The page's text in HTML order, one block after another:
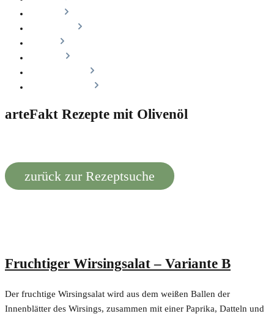
arteFakt Rezepte mit Olivenöl
zurück zur Rezeptsuche
Fruchtiger Wirsingsalat – Variante B
Der fruchtige Wirsingsalat wird aus dem weißen Ballen der
Innenblätter des Wirsings, zusammen mit einer Paprika, Datteln und